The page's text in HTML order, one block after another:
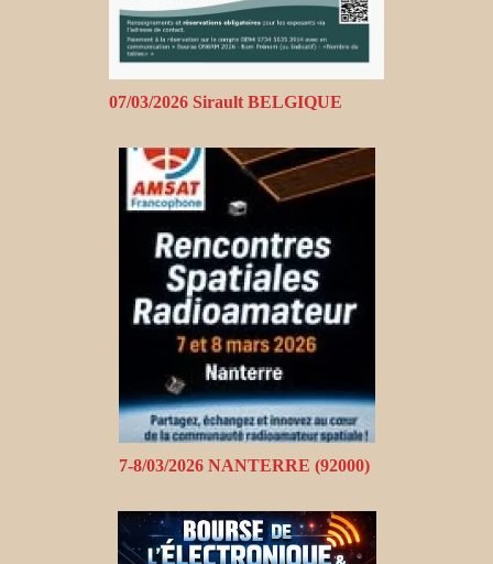
07/03/2026 Sirault BELGIQUE
7-8/03/2026 NANTERRE (92000)